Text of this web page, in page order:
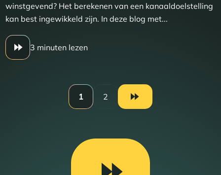
winstgevend? Het berekenen van een kanaaldoelstelling
kan best ingewikkeld zijn. In deze blog met...
3 minuten lezen
1 2